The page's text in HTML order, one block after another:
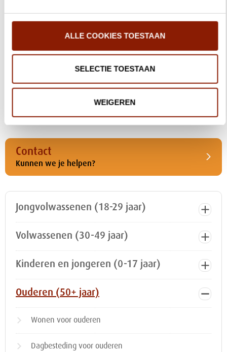
ALLE COOKIES TOESTAAN
SELECTIE TOESTAAN
WEIGEREN
Jongvolwassenen (18-29 jaar)
Volwassenen (30-49 jaar)
Kinderen en jongeren (0-17 jaar)
Ouderen (50+ jaar)
Wonen voor ouderen
Dagbesteding voor ouderen
Contact
Kunnen we je helpen?
WIJ Magazine: (G)oud
WIJ Magazine is een tijdschrift gemaakt voor én door
iedereen bij Dichterbij. Lees de editie (G)oud online. Het
herinneringen maken samen.